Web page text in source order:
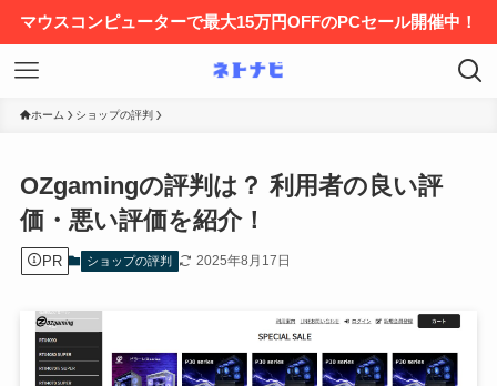
マウスコンピューターで最大15万円OFFのPCセール開催中！
ホーム ショップの評判
OZgamingの評判は？ 利用者の良い評
価・悪い評価を紹介！
PR ショップの評判 2025年8月17日